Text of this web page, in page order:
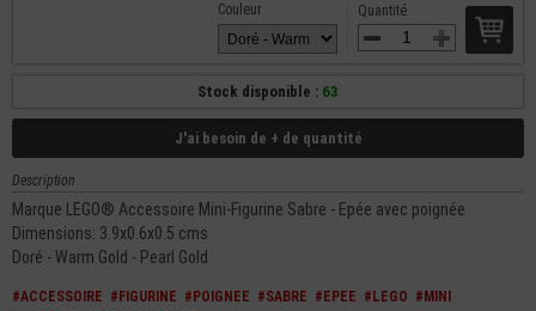
Quantité
Couleur
Stock disponible : 63
J'ai besoin de + de quantité
Description
Marque LEGO® Accessoire Mini-Figurine Sabre - Epée avec poignée
Dimensions: 3.9x0.6x0.5 cms
Doré - Warm Gold - Pearl Gold
#ACCESSOIRE #FIGURINE #POIGNEE #SABRE #EPEE #LEGO #MINI